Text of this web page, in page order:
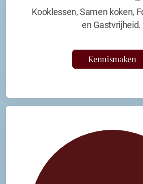
Kooklessen, Samen koken,
en Gastvrijheid.
Kennismaken